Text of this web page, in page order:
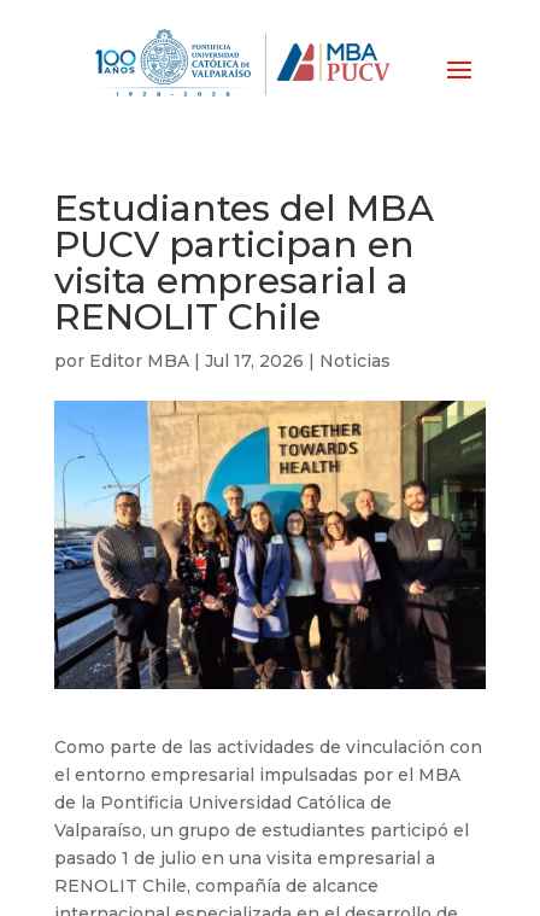
Estudiantes del MBA
PUCV participan en
visita empresarial a
RENOLIT Chile
por Editor MBA| Jul 17, 2026 | Noticias
Como parte de las actividades de vinculación con
el entorno empresarial impulsadas por el MBA
de la Pontificia Universidad Católica de
Valparaíso, un grupo de estudiantes participó el
pasado 1 de julio en una visita empresarial a
RENOLIT Chile, compañía de alcance